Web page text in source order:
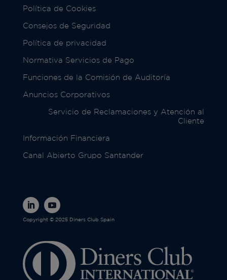
Política de Cookies
Consejos de Seguridad
Política de privacidad
Normativa Servicios de Pago
Funciones de la Comisión de Auditoría
Anuncios Corporativos
Servicio de Reclamaciones y Atención al
Cliente
Información Financiera
Canal Abierto Grupo Santander
Copyright © 2025 Diners Club Spain